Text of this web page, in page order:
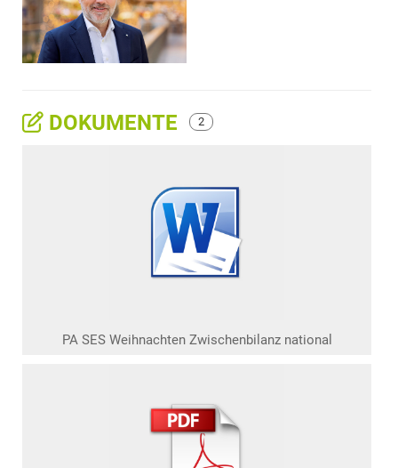
DOKUMENTE 2
PA SES Weihnachten Zwischenbilanz national